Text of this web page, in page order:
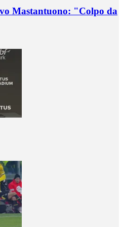
Mastantuono: "Colpo da